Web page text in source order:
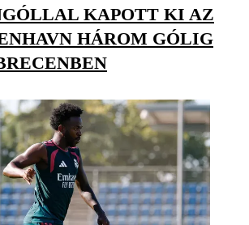
KAPOTT KI AZ
HÁROM GÓLIG